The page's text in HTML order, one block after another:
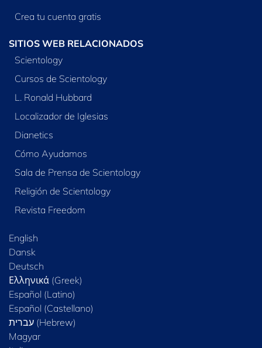
Crea tu cuenta gratis
SITIOS WEB RELACIONADOS
Scientology
Cursos de Scientology
L. Ronald Hubbard
Localizador de Iglesias
Dianetics
Cómo Ayudamos
Sala de Prensa de Scientology
Religión de Scientology
Revista Freedom
English
Dansk
Deutsch
Ελληνικά (Greek)
Español (Latino)
Español (Castellano)
Magyar